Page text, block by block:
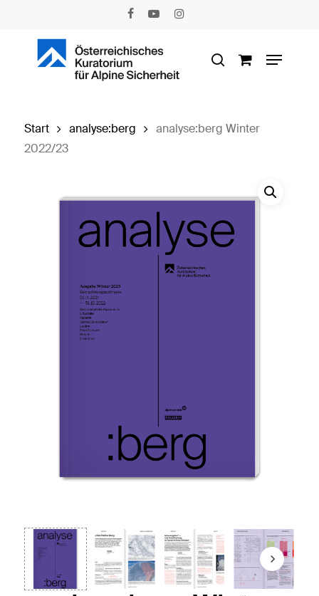
facebookyoutubeinstagram
search
Menu
Start analyse:berg
analyse:berg Winter
2022/23